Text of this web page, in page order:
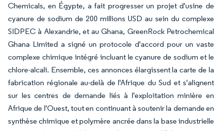
Chemicals, en Égypte, a fait progresser un projet d'usine de
cyanure de sodium de 200 millions USD au sein du complexe
SIDPEC à Alexandrie, et au Ghana, GreenRock Petrochemical
Ghana Limited a signé un protocole d'accord pour un vaste
complexe chimique intégré incluant le cyanure de sodium et le
chlore-alcali. Ensemble, ces annonces élargissent la carte de la
fabrication régionale au-delà de l'Afrique du Sud et s'alignent
sur les centres de demande liés à l'exploitation minière en
Afrique de l'Ouest, tout en continuant à soutenir la demande en
synthèse chimique et polymère ancrée dans la base industrielle